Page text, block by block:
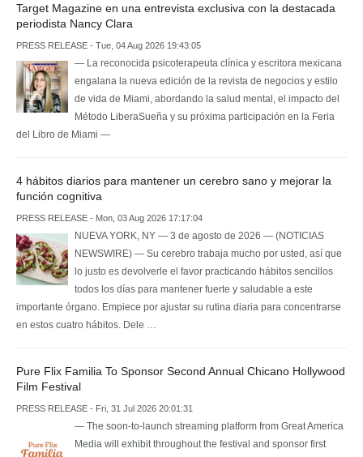
Target Magazine en una entrevista exclusiva con la destacada
periodista Nancy Clara
PRESS RELEASE - Tue, 04 Aug 2026 19:43:05
— La reconocida psicoterapeuta clínica y escritora mexicana
engalana la nueva edición de la revista de negocios y estilo
de vida de Miami, abordando la salud mental, el impacto del
Método LiberaSueña y su próxima participación en la Feria
del Libro de Miami —
4 hábitos diarios para mantener un cerebro sano y mejorar la
función cognitiva
PRESS RELEASE - Mon, 03 Aug 2026 17:17:04
NUEVA YORK, NY — 3 de agosto de 2026 — (NOTICIAS
NEWSWIRE) — Su cerebro trabaja mucho por usted, así que
lo justo es devolverle el favor practicando hábitos sencillos
todos los días para mantener fuerte y saludable a este
importante órgano. Empiece por ajustar su rutina diaria para concentrarse
en estos cuatro hábitos. Dele …
Pure Flix Familia To Sponsor Second Annual Chicano Hollywood
Film Festival
PRESS RELEASE - Fri, 31 Jul 2026 20:01:31
— The soon-to-launch streaming platform from Great America
Media will exhibit throughout the festival and sponsor first